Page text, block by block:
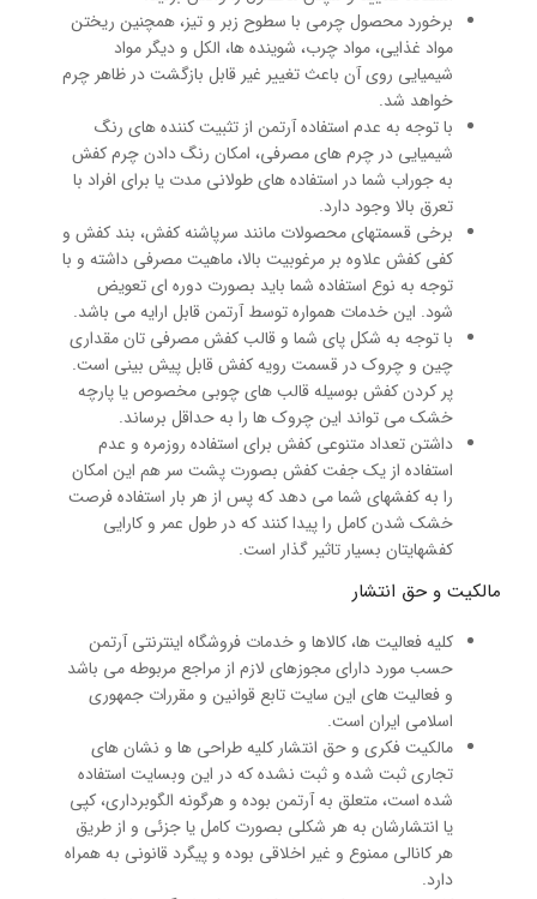
برخورد محصول چرمی با سطوح زبر و تیز، همچنین ریختن
مواد غذایی، مواد چرب، شوینده ها، الکل و دیگر مواد
شیمیایی روی آن باعث تغییر غیر قابل بازگشت در ظاهر چرم
خواهد شد.
با توجه به عدم استفاده آرتمن از تثبیت کننده های رنگ
شیمیایی در چرم های مصرفی، امکان رنگ دادن چرم کفش
به جوراب شما در استفاده های طولانی مدت یا برای افراد با
تعرق بالا وجود دارد.
برخی قسمتهای محصولات مانند سرپاشنه کفش، بند کفش و
کفی کفش علاوه بر مرغوبیت بالا، ماهیت مصرفی داشته و با
توجه به نوع استفاده شما باید بصورت دوره ای تعویض
شود. این خدمات همواره توسط آرتمن قابل ارایه می باشد.
با توجه به شکل پای شما و قالب کفش مصرفی تان مقداری
چین و چروک در قسمت رویه کفش قابل پیش بینی است.
پر کردن کفش بوسیله قالب های چوبی مخصوص یا پارچه
خشک می تواند این چروک ها را به حداقل برساند.
داشتن تعداد متنوعی کفش برای استفاده روزمره و عدم
استفاده از یک جفت کفش بصورت پشت سر هم این امکان
را به کفشهای شما می دهد که پس از هر بار استفاده فرصت
خشک شدن کامل را پیدا کنند که در طول عمر و کارایی
کفشهایتان بسیار تاثیر گذار است.
مالکیت و حق انتشار
کلیه فعالیت ها، کالاها و خدمات فروشگاه اینترنتی آرتمن
حسب مورد دارای مجوزهای لازم از مراجع مربوطه می باشد
و فعالیت های این سایت تابع قوانین و مقررات جمهوری
اسلامی ایران است.
مالکیت فکری و حق انتشار کلیه طراحی ها و نشان های
تجاری ثبت شده و ثبت نشده که در این وبسایت استفاده
شده است، متعلق به آرتمن بوده و هرگونه الگوبرداری، کپی
یا انتشارشان به هر شکلی بصورت کامل یا جزئی و از طریق
هر کانالی ممنوع و غیر اخلاقی بوده و پیگرد قانونی به همراه
دارد.